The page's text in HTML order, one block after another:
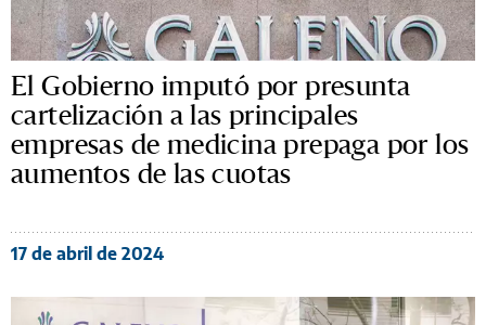
El Gobierno imputó por presunta
cartelización a las principales
empresas de medicina prepaga por los
aumentos de las cuotas
17 de abril de 2024